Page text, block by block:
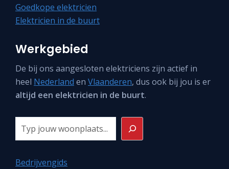
Goedkope elektricien
Elektricien in de buurt
Werkgebied
De bij ons aangesloten elektriciens zijn actief in
heel Nederland en Vlaanderen, dus ook bij jou is er
altijd een elektricien in de buurt.
Zoeken
Bedrijvengids